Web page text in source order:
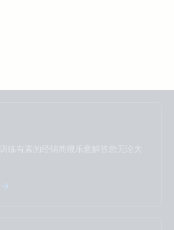
练有素的经销商很乐意解答您无论大